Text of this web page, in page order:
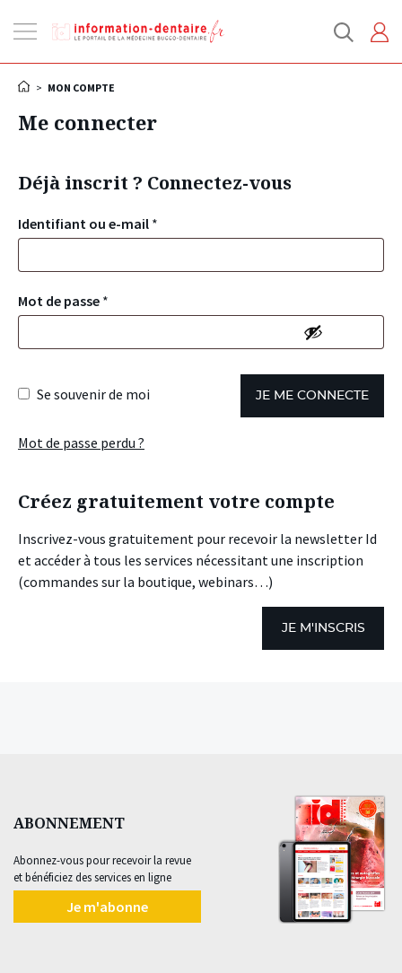
la
> MON COMPTE
Me connecter
Déjà inscrit ? Connectez-vous
Identifiant ou e-mail *
Mot de passe *
Se souvenir de moi JE ME CONNECTE
Mot de passe perdu ?
Créez gratuitement votre compte
Inscrivez-vous gratuitement pour recevoir la newsletter Id
et accéder à tous les services nécessitant une inscription
(commandes sur la boutique, webinars…)
JE M'INSCRIS
ABONNEMENT
Abonnez-vous pour recevoir la revue
et bénéficiez des services en ligne
Je m'abonne